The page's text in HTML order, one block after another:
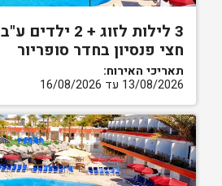
3 לילות לזוג + 2 ילדים ע"ב
חצי פנסיון בחדר סופריור
תאריכי האירוח:
13/08/2026 עד 16/08/2026